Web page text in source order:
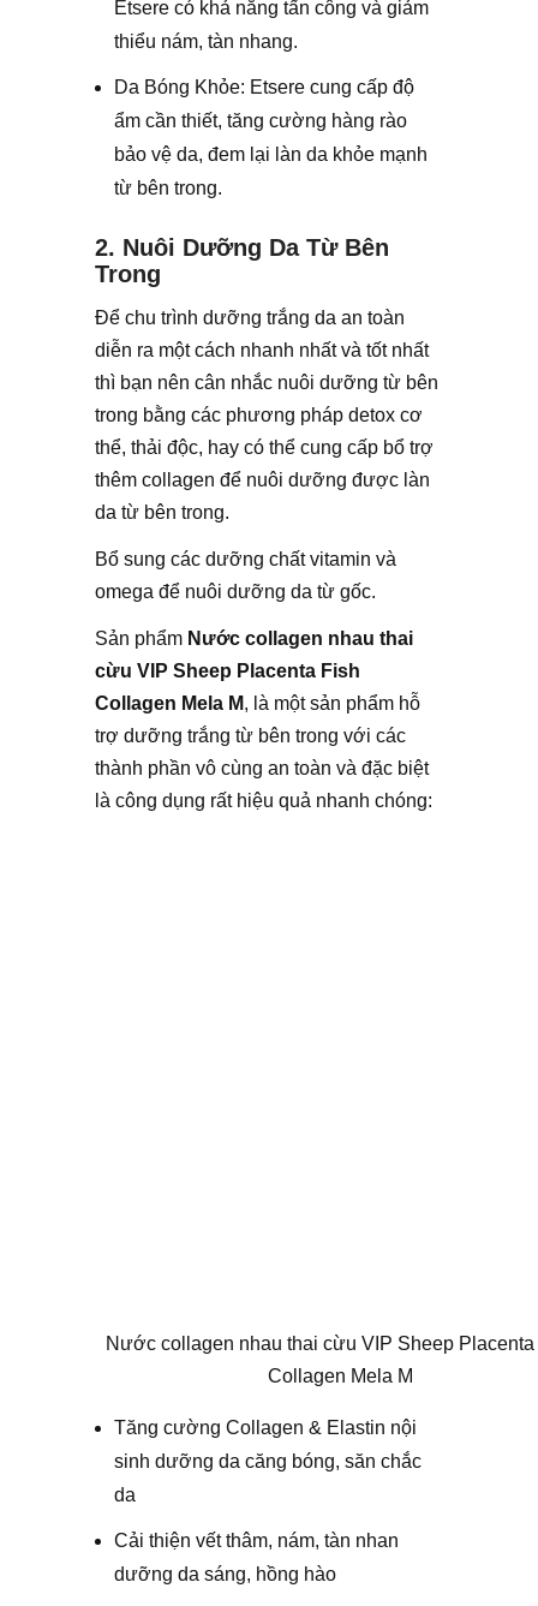
Etsere có khả năng tấn công và giảm
thiểu nám, tàn nhang.
Da Bóng Khỏe: Etsere cung cấp độ
ẩm cần thiết, tăng cường hàng rào
bảo vệ da, đem lại làn da khỏe mạnh
từ bên trong.
2. Nuôi Dưỡng Da Từ Bên
Trong
Để chu trình dưỡng trắng da an toàn
diễn ra một cách nhanh nhất và tốt nhất
thì bạn nên cân nhắc nuôi dưỡng từ bên
trong bằng các phương pháp detox cơ
thể, thải độc, hay có thể cung cấp bổ trợ
thêm collagen để nuôi dưỡng được làn
da từ bên trong.
Bổ sung các dưỡng chất vitamin và
omega để nuôi dưỡng da từ gốc.
Sản phẩm Nước collagen nhau thai
cừu VIP Sheep Placenta Fish
Collagen Mela M, là một sản phẩm hỗ
trợ dưỡng trắng từ bên trong với các
thành phần vô cùng an toàn và đặc biệt
là công dụng rất hiệu quả nhanh chóng:
Nước collagen nhau thai cừu VIP Sheep Placenta
Collagen Mela M
Tăng cường Collagen & Elastin nội
sinh dưỡng da căng bóng, săn chắc
da
Cải thiện vết thâm, nám, tàn nhan
dưỡng da sáng, hồng hào